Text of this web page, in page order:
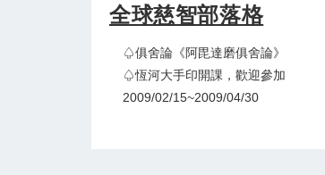
全球慈智部落格
♤俱舍論《阿毘達磨俱舍論》
♤恆河大手印開課，歡迎參加
2009/02/15~2009/04/30